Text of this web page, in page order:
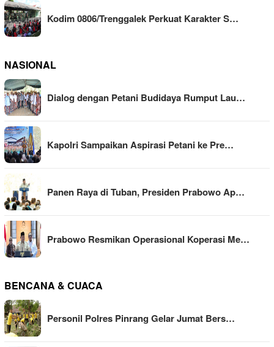
Kodim 0806/Trenggalek Perkuat Karakter S…
NASIONAL
Dialog dengan Petani Budidaya Rumput Lau…
Kapolri Sampaikan Aspirasi Petani ke Pre…
Panen Raya di Tuban, Presiden Prabowo Ap…
Prabowo Resmikan Operasional Koperasi Me…
BENCANA & CUACA
Personil Polres Pinrang Gelar Jumat Bers…